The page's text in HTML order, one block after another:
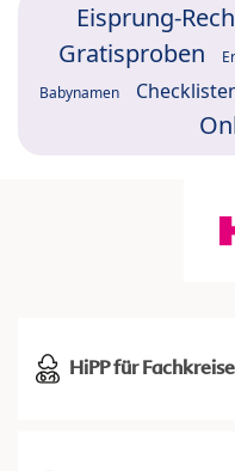
Eisprung-
Gratisproben
Babynamen
HiPP für Fachkreise